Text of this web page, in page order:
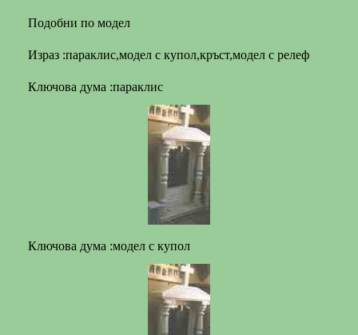
Подобни по модел
Израз :параклис,модел с купол,кръст,модел с релеф
Ключова дума :параклис
Ключова дума :модел с купол